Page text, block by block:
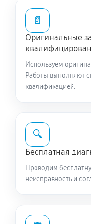
📄
Оригинальные
Используем
Работы выполняют
квалификацией.
🔍
Бесплатная
Проводим
неисправность и